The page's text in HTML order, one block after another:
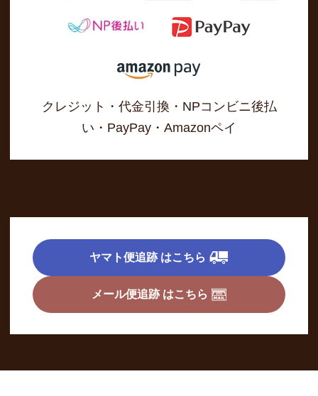
クレジット・代金引換・NPコンビニ後払
い・PayPay・Amazonペイ
ヤマト便追跡 はこちら
メール便追跡 はこちら